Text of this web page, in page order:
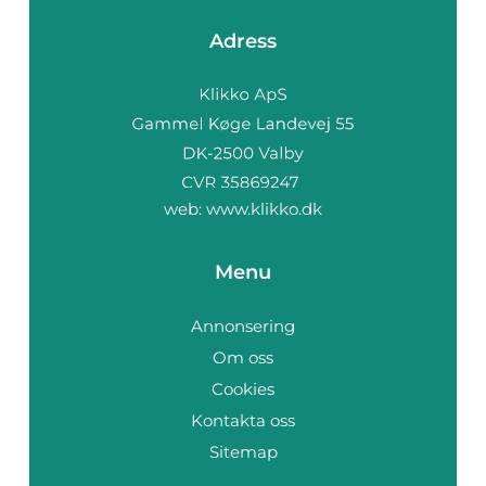
Adress
web: www.klikko.dk
Menu
Annonsering
Om oss
Cookies
Kontakta oss
Sitemap